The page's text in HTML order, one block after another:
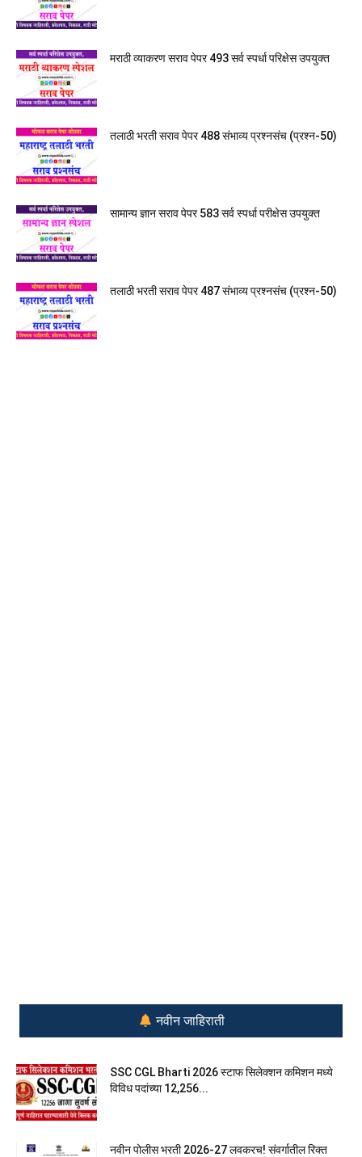
मराठी व्याकरण सराव पेपर 493 सर्व स्पर्धा परिक्षेस उपयुक्त
तलाठी भरती सराव पेपर 488 संभाव्य प्रश्नसंच (प्रश्न-50)
सामान्य ज्ञान सराव पेपर 583 सर्व स्पर्धा परीक्षेस उपयुक्त
तलाठी भरती सराव पेपर 487 संभाव्य प्रश्नसंच (प्रश्न-50)
नवीन जाहिराती
SSC CGL Bharti 2026 स्टाफ सिलेक्शन कमिशन मध्ये
विविध पदांच्या 12,256...
नवीन पोलीस भरती 2026-27 लवकरच! संवर्गातील रिक्त